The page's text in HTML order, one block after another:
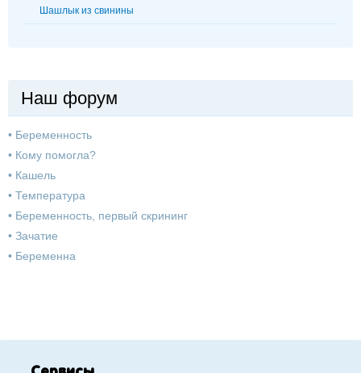
Шашлык из свинины
Наш форум
• Беременность
• Кому помогла?
• Кашель
• Температура
• Беременность, первый скрининг
• Зачатие
• Беременна